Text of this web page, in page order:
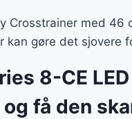
Crosstrainer med
gøre det sjovere
8-CE
få den